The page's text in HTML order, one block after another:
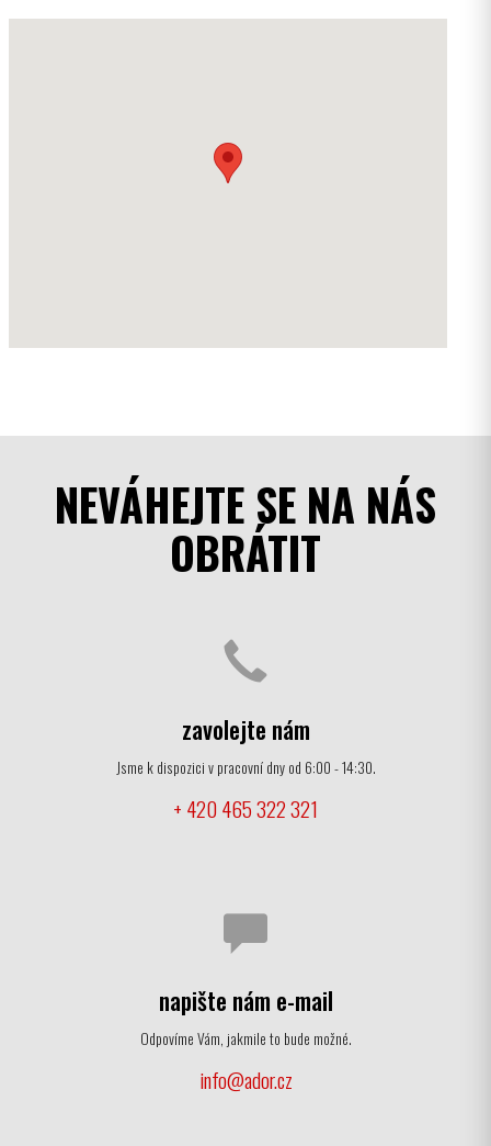
NEVÁHEJTE SE NA NÁS
OBRÁTIT
zavolejte nám
Jsme k dispozici v pracovní dny od 6:00 - 14:30.
+ 420 465 322 321
napište nám e-mail
Odpovíme Vám, jakmile to bude možné.
info@ador.cz